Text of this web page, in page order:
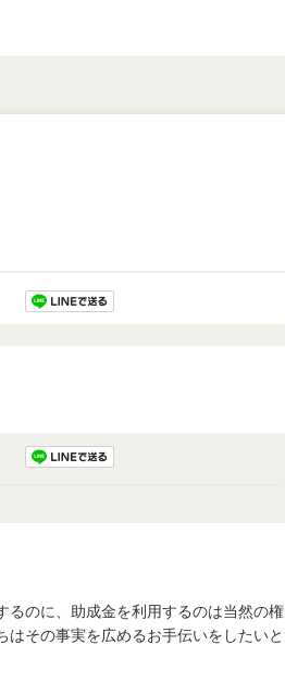
るのに、助成金を利用するのは当然の権
その事実を広めるお手伝いをしたいと